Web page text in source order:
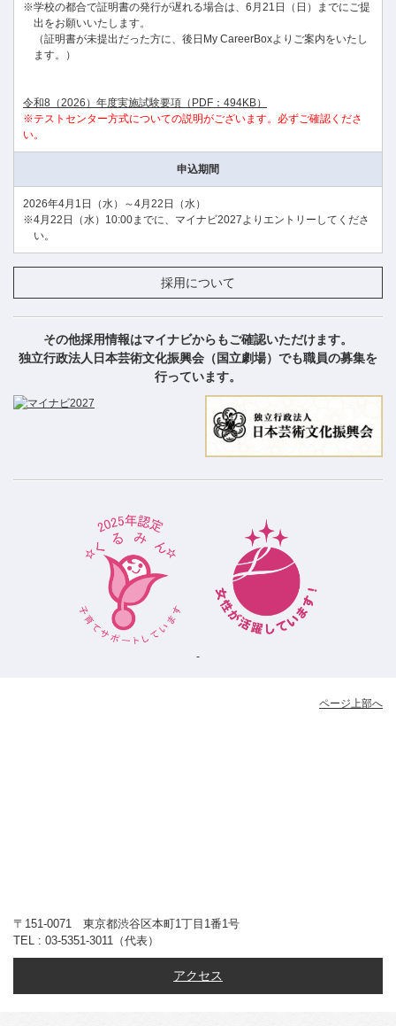
学校の都合で証明書の発行が遅れる場合は、6月21日（日）までにご提
出をお願いいたします。
（証明書が未提出だった方に、後日My CareerBoxよりご案内をいたし
ます。）
令和8（2026）年度実施試験要項（PDF：494KB）
※テストセンター方式についての説明がございます。必ずご確認くださ
い。
申込期間
2026年4月1日（水）～4月22日（水）
4月22日（水）10:00までに、マイナビ2027よりエントリーしてくださ
い。
採用について
その他採用情報はマイナビからもご確認いただけます。
独立行政法人日本芸術文化振興会（国立劇場）でも職員の募集を
行っています。
ページ上部へ
〒151-0071 東京都渋谷区本町1丁目1番1号
TEL : 03-5351-3011（代表）
アクセス